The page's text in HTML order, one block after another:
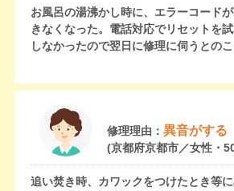
お風呂の湯沸かし時に、エラーコード
きなくなった。電話対応でリセットを
しなかったので翌日に修理に伺うとのこ
修理理由： 異音がする
(京都府京都市／女性・
追い焚き時、カワックをつけたとき等